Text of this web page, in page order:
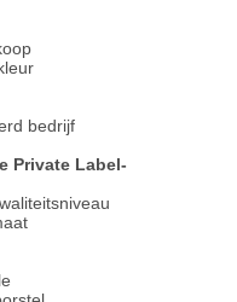
bedrijf
Private Label-